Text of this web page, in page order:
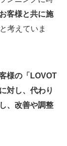
客様と共に施
考えていま
様の「LOVOT
対し、代わり
、改善や調整